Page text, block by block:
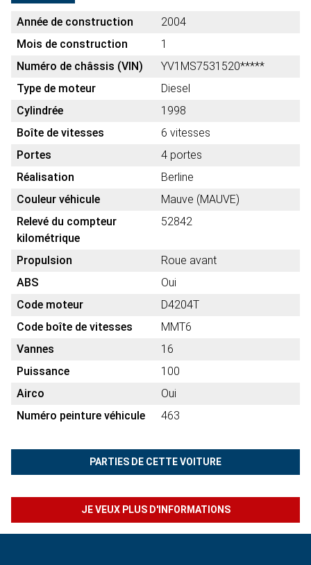
Année de construction
2004
Mois de construction
1
Numéro de châssis (VIN)
YV1MS7531520*****
Type de moteur
Diesel
Cylindrée
1998
Boîte de vitesses
6 vitesses
Portes
4 portes
Réalisation
Berline
Couleur véhicule
Mauve (MAUVE)
Relevé du compteur
kilométrique
52842
Propulsion
Roue avant
ABS
Oui
Code moteur
D4204T
Code boîte de vitesses
MMT6
Vannes
16
Puissance
100
Airco
Oui
Numéro peinture véhicule
463
PARTIES DE CETTE VOITURE
JE VEUX PLUS D'INFORMATIONS